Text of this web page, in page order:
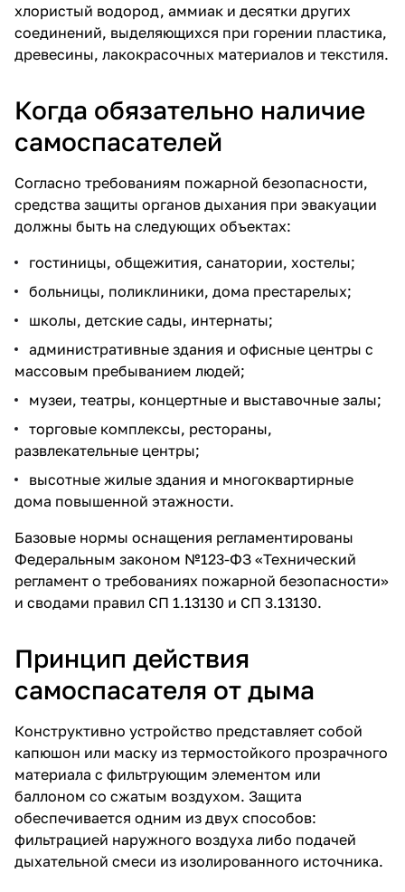
хлористый водород, аммиак и десятки других
соединений, выделяющихся при горении пластика,
древесины, лакокрасочных материалов и текстиля.
Когда обязательно наличие
самоспасателей
Согласно требованиям пожарной безопасности,
средства защиты органов дыхания при эвакуации
должны быть на следующих объектах:
гостиницы, общежития, санатории, хостелы;
больницы, поликлиники, дома престарелых;
школы, детские сады, интернаты;
административные здания и офисные центры с
массовым пребыванием людей;
музеи, театры, концертные и выставочные залы;
торговые комплексы, рестораны,
развлекательные центры;
высотные жилые здания и многоквартирные
дома повышенной этажности.
Базовые нормы оснащения регламентированы
Федеральным законом №123-ФЗ «Технический
регламент о требованиях пожарной безопасности»
и сводами правил СП 1.13130 и СП 3.13130.
Принцип действия
самоспасателя от дыма
Конструктивно устройство представляет собой
капюшон или маску из термостойкого прозрачного
материала с фильтрующим элементом или
баллоном со сжатым воздухом. Защита
обеспечивается одним из двух способов:
фильтрацией наружного воздуха либо подачей
дыхательной смеси из изолированного источника.